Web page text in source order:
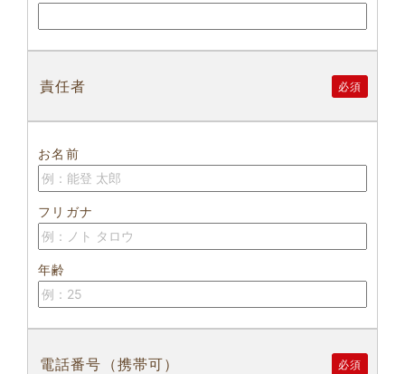
責任者 必須
お名前
フリガナ
年齢
電話番号（携帯可） 必須